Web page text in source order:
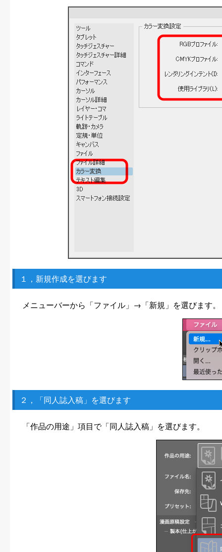
１，新規作成を選びます
メニューバーから「ファイル」→「新規」を選びます。
２，「同人誌入稿」を選びます
「作品の用途」項目で「同人誌入稿」を選びます。